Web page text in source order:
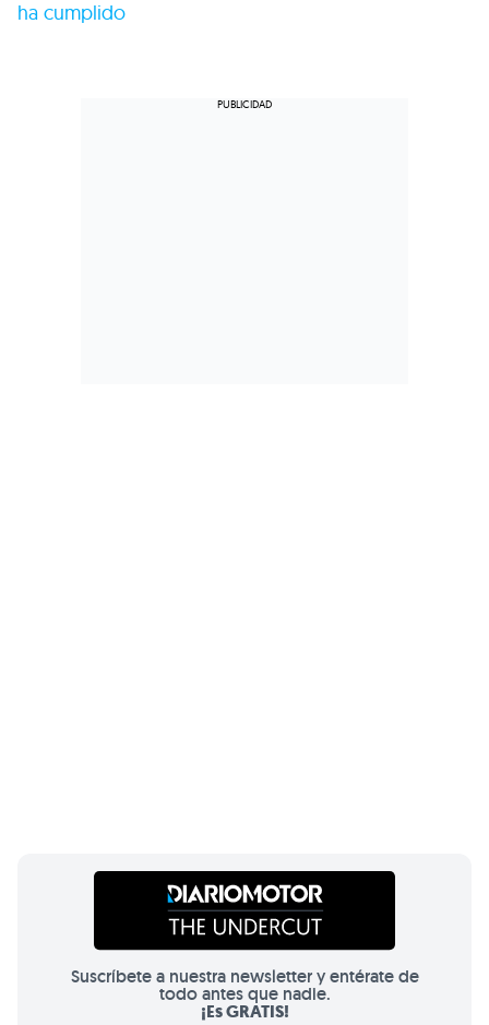
ha cumplido
Suscríbete a nuestra newsletter y entérate de
todo antes que nadie.
¡Es GRATIS!